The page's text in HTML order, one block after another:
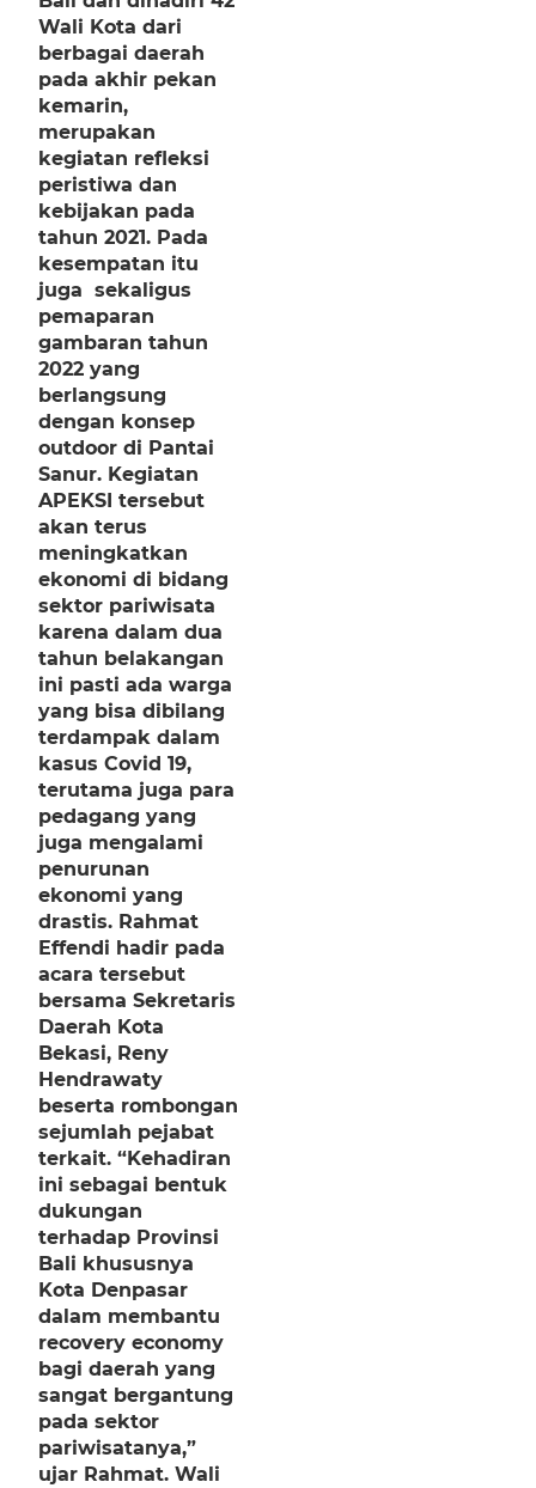
Wali Kota dari
berbagai daerah
pada akhir pekan
kemarin,
merupakan
kegiatan refleksi
peristiwa dan
kebijakan pada
tahun 2021. Pada
kesempatan itu
juga sekaligus
pemaparan
gambaran tahun
2022 yang
berlangsung
dengan konsep
outdoor di Pantai
Sanur. Kegiatan
APEKSI tersebut
akan terus
meningkatkan
ekonomi di bidang
sektor pariwisata
karena dalam dua
tahun belakangan
ini pasti ada warga
yang bisa dibilang
terdampak dalam
kasus Covid 19,
terutama juga para
pedagang yang
juga mengalami
penurunan
ekonomi yang
drastis. Rahmat
Effendi hadir pada
acara tersebut
bersama Sekretaris
Daerah Kota
Bekasi, Reny
Hendrawaty
beserta rombongan
sejumlah pejabat
terkait. “Kehadiran
ini sebagai bentuk
dukungan
terhadap Provinsi
Bali khususnya
Kota Denpasar
dalam membantu
recovery economy
bagi daerah yang
sangat bergantung
pada sektor
pariwisatanya,”
ujar Rahmat. Wali